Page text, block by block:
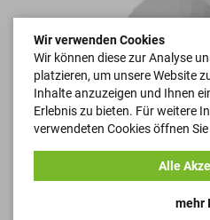
Wir verwenden Cookies
Wir können diese zur Analyse
platzieren, um unsere Website
Inhalte anzuzeigen und Ihnen
Erlebnis zu bieten. Für weitere
verwendeten Cookies öffnen
mehr
Alle